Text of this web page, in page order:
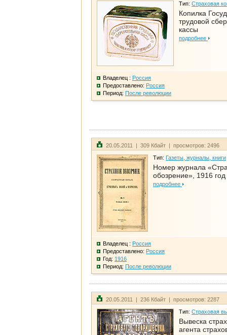
Тип: Страховая
Копилка
трудовой
кассы
подробнее
Владелец : Россия
Предоставлено: Россия
Период: После революции
20.05.2011 | 309 Кбайт | просмотров: 2496
Тип: Газеты, журналы, книги
Номер журнала
обозрение», 1916 год
подробнее
Владелец : Россия
Предоставлено: Россия
Год: 1916
Период: После революции
20.05.2011 | 236 Кбайт | просмотров: 2287
Тип: Страховая
Вывеска
агента